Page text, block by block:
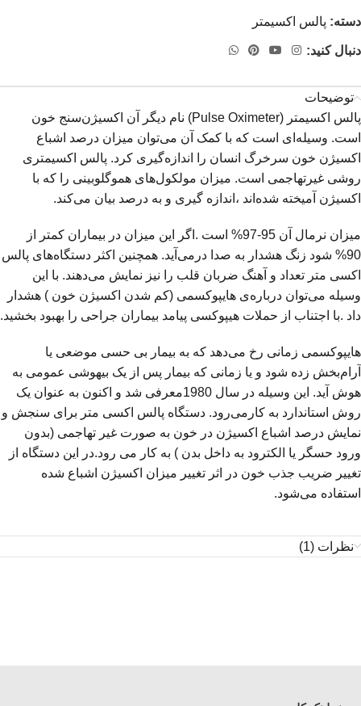
دسته: پالس اکسیمتر
دنبال کنید:
توضیحات
پالس اکسیمتر (Pulse Oximeter) نام دیگر آن اکسیژن‌سنج خون
است. وسیله‌ای است که با کمک آن می‌توان میزان درصد اشباع
اکسیژن خون سرخرگ انسان را اندازه‌گیری کرد. پالس اکسیمتری
روشی غیرتهاجمی است. میزان مولکول‌های هموگلوبینی را که با
اکسیژن آمیخته شده‌اند ،اندازه گیری و به درصد بیان می‌کند.
میزان نرمال آن 95-97% است .اگر این میزان در بیماران کمتر از
90% شود زنگ هشدار به صدا درمی‌آید. همچنین اکثر دستگاه‌های پالس
اکسی متر تعداد و آهنگ ضربان قلب ‎را نیز نمایش می‌دهند. با این
وسیله می‌توان درباره‌ی هایپوکسمی (کم شدن اکسیژن خون ) هشدار
داد .با اجتناب از حملات هیپوکسی پیامد بیماران جراحی را بهبود بخشید.
هایپوکسمی زمانی رخ می‌دهد که به بیمار بی حسی موضعی یا
آرام‌بخش زده شود و یا زمانی که بیمار پس از یک بیهوشی عمومی به
هوش آید. این وسیله در سال 1980معرفی شد و اکنون به عنوان یک
روش استاندارد به کارمی‌رود. دستگاه پالس اکسی متر برای سنجش و
نمایش درصد اشباع اکسیژن در خون به صورت غیر تهاجمی (بدون
ورود حسگر یا الکترود به داخل بدن ) به کار می رود.در این دستگاه از
تغییر ضریب جذب خون در اثر تغییر میزان اکسیژن اشباع ‌شده
استفاده می‌شود.
نظرات (1)